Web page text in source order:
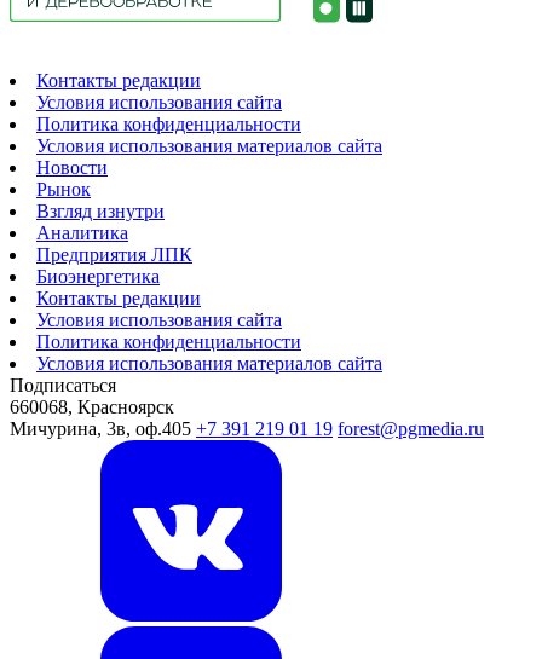
Контакты редакции
Условия использования сайта
Политика конфиденциальности
Условия использования материалов сайта
Новости
Рынок
Взгляд изнутри
Аналитика
Предприятия ЛПК
Биоэнергетика
Контакты редакции
Условия использования сайта
Политика конфиденциальности
Условия использования материалов сайта
Подписаться
660068, Красноярск
Мичурина, 3в, оф.405 +7 391 219 01 19 forest@pgmedia.ru